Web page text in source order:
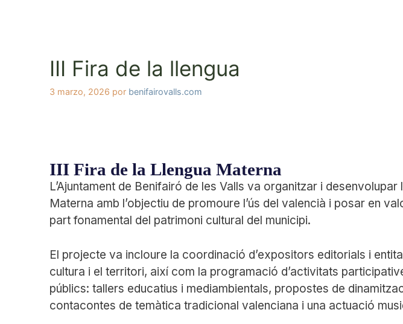
III Fira de la llengua
3 marzo, 2026 por benifairovalls.com
III Fira de la Llengua Materna
L’Ajuntament de Benifairó de les Valls va organitzar i desenvolupar
Materna amb l’objectiu de promoure l’ús del valencià i posar en
part fonamental del patrimoni cultural del municipi.
El projecte va incloure la coordinació d’expositors editorials i
cultura i el territori, així com la programació d’activitats
públics: tallers educatius i mediambientals, propostes de
contacontes de temàtica tradicional valenciana i una actuació